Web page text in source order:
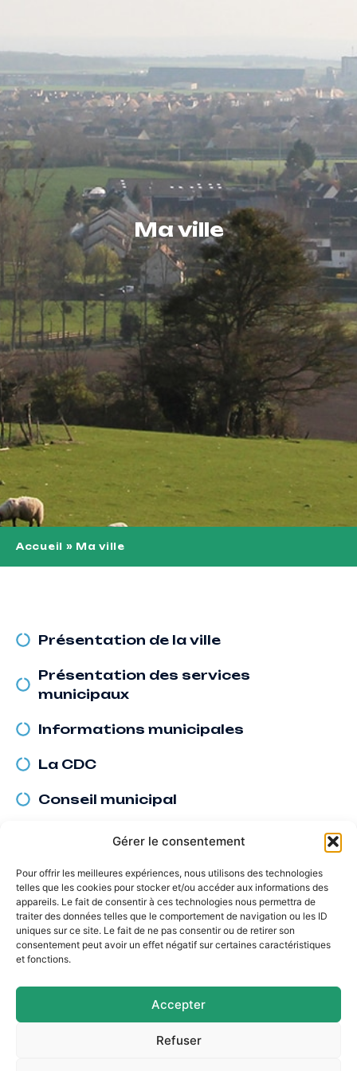
Gérer le consentement
Pour offrir les meilleures expériences, nous utilisons des technologies
telles que les cookies pour stocker et/ou accéder aux informations des
appareils. Le fait de consentir à ces technologies nous permettra de
traiter des données telles que le comportement de navigation ou les ID
uniques sur ce site. Le fait de ne pas consentir ou de retirer son
consentement peut avoir un effet négatif sur certaines caractéristiques
et fonctions.
Accepter
Refuser
Ma ville
Accueil » Ma ville
Présentation de la ville
Présentation des services
municipaux
Informations municipales
La CDC
Conseil municipal
Mairie d'Argences
14370 Argences